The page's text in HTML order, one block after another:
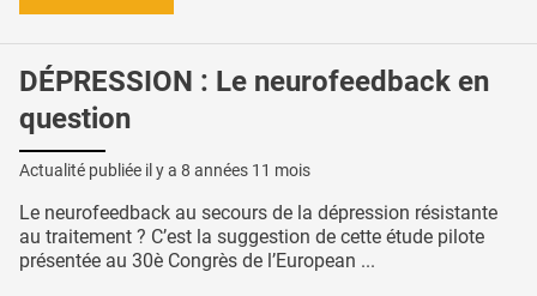
DÉPRESSION : Le neurofeedback en
question
Actualité publiée il y a 8 années 11 mois
Le neurofeedback au secours de la dépression résistante
au traitement ? C’est la suggestion de cette étude pilote
présentée au 30è Congrès de l’European ...